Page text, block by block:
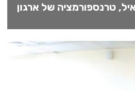
איל, טרנספורמציה של ארגון